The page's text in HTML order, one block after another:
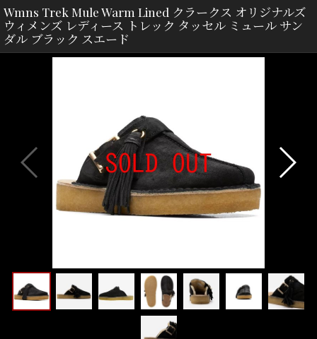
Wmns Trek Mule Warm Lined クラークス オリジナルズ
ウィメンズ レディース トレック タッセル ミュール サン
ダル ブラック スエード